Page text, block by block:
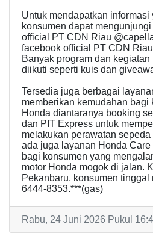
Untuk mendapatkan
konsumen dapat
official PT CDN Riau
facebook official PT CDN
Banyak program dan
diikuti seperti kuis dan
Tersedia juga berbagai
memberikan kemudahan bagi
Honda diantaranya booking
dan PIT Express untuk
melakukan perawatan
ada juga layanan Honda
bagi konsumen yang
motor Honda mogok di jalan.
Pekanbaru, konsumen
6444-8353.***(gas)
Rabu, 24 Juni 2026 Pukul